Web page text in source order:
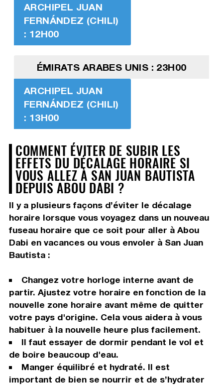
ARCHIPEL JUAN
FERNÁNDEZ (CHILI)
: 12H00
ÉMIRATS ARABES UNIS : 23H00
ARCHIPEL JUAN
FERNÁNDEZ (CHILI)
: 13H00
COMMENT ÉVITER DE SUBIR LES
EFFETS DU DÉCALAGE HORAIRE SI
VOUS ALLEZ À SAN JUAN BAUTISTA
DEPUIS ABOU DABI ?
Il y a plusieurs façons d’éviter le décalage
horaire lorsque vous voyagez dans un nouveau
fuseau horaire que ce soit pour aller à Abou
Dabi en vacances ou vous envoler à San Juan
Bautista :
Changez votre horloge interne avant de
partir. Ajustez votre horaire en fonction de la
nouvelle zone horaire avant même de quitter
votre pays d'origine. Cela vous aidera à vous
habituer à la nouvelle heure plus facilement.
Il faut essayer de dormir pendant le vol et
de boire beaucoup d'eau.
Manger équilibré et hydraté. Il est
important de bien se nourrir et de s’hydrater